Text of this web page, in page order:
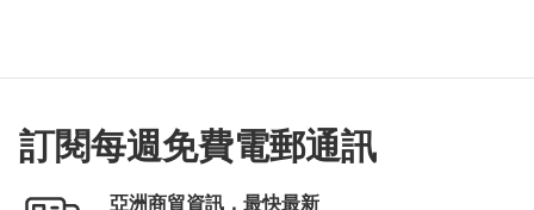
訂閱每週免費電郵通訊
亞洲商貿資訊，最快最新